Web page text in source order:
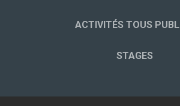
ACTIVITÉS TOUS
STAGES